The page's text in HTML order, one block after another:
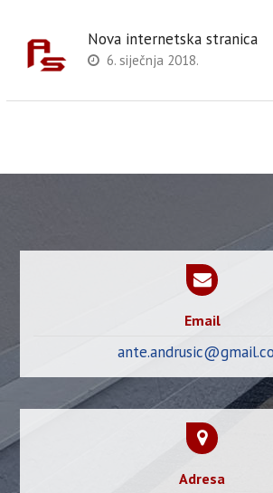
Nova internetska stranica
6. siječnja 2018.
Email
Adresa